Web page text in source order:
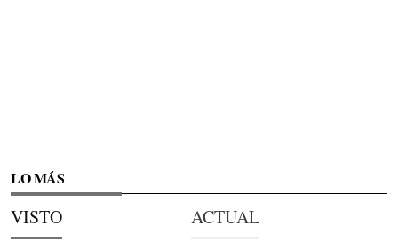
LO MÁS
VISTO ACTUAL